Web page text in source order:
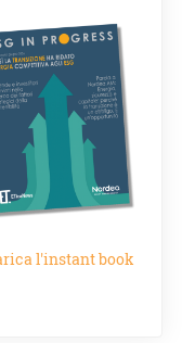
l'instant book